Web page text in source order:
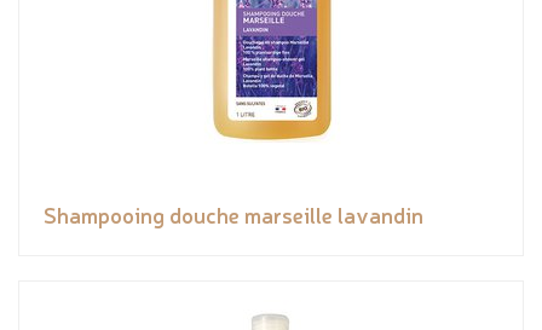
Shampooing douche marseille lavandin